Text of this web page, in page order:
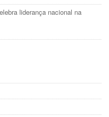
liderança nacional na